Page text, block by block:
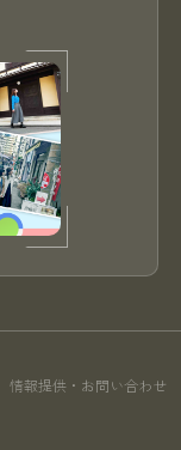
情報提供・お問い合わせ